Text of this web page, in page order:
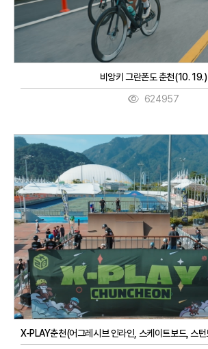
비앙키 그란폰도 춘천(10. 19.)
624957